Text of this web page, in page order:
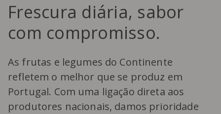
Frescura diária, sabor
com compromisso.
As frutas e legumes do Continente
refletem o melhor que se produz em
Portugal. Com uma ligação direta aos
produtores nacionais, damos prioridade